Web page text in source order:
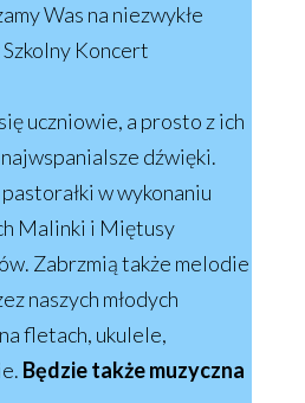
Was na niezwykłe
Koncert
uczniowie, a prosto z ich
dźwięki.
w wykonaniu
Malinki i Miętusy
Zabrzmią także melodie
naszych młodych
fletach, ukulele,
Będzie także muzyczna